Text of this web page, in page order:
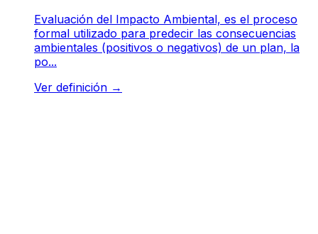
Evaluación del Impacto Ambiental, es el proceso
formal utilizado para predecir las consecuencias
ambientales (positivos o negativos) de un plan, la
po...
Ver definición →